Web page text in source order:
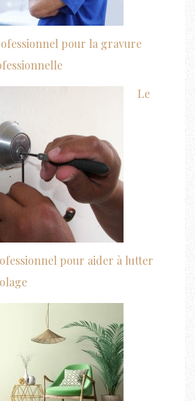
pour la gravure
Le
pour aider à lutter